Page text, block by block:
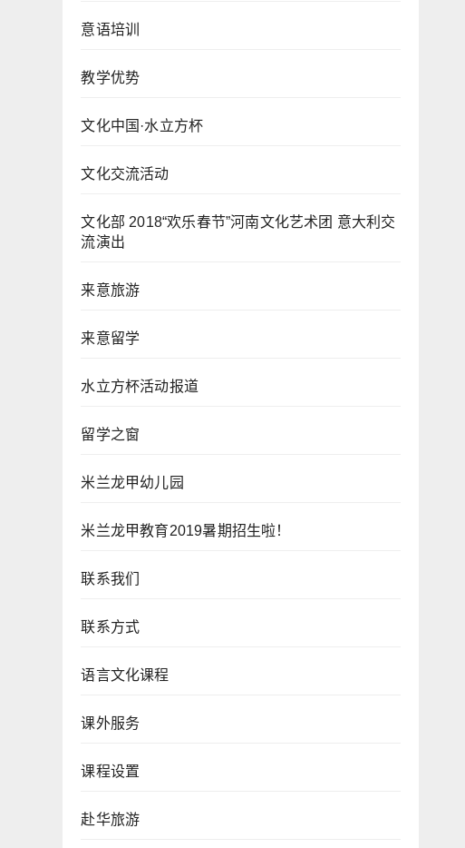
意语培训
教学优势
文化中国·水立方杯
文化交流活动
文化部 2018“欢乐春节”河南文化艺术团 意大利交
流演出
来意旅游
来意留学
水立方杯活动报道
留学之窗
米兰龙甲幼儿园
米兰龙甲教育2019暑期招生啦！
联系我们
联系方式
语言文化课程
课外服务
课程设置
赴华旅游